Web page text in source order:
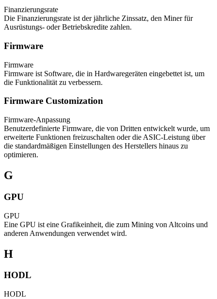
Finanzierungsrate
Die Finanzierungsrate ist der jährliche Zinssatz, den Miner für
Ausrüstungs- oder Betriebskredite zahlen.
Firmware
Firmware
Firmware ist Software, die in Hardwaregeräten eingebettet ist, um
die Funktionalität zu verbessern.
Firmware Customization
Firmware-Anpassung
Benutzerdefinierte Firmware, die von Dritten entwickelt wurde, um
erweiterte Funktionen freizuschalten oder die ASIC-Leistung über
die standardmäßigen Einstellungen des Herstellers hinaus zu
optimieren.
G
GPU
GPU
Eine GPU ist eine Grafikeinheit, die zum Mining von Altcoins und
anderen Anwendungen verwendet wird.
H
HODL
HODL